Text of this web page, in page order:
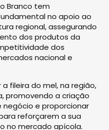
Branco tem
no apoio ao
regional, assegurando
dos produtos da
dos
nacional e
fileira do mel, na região,
promovendo a criação
e proporcionar
reforçarem a sua
no mercado apícola.